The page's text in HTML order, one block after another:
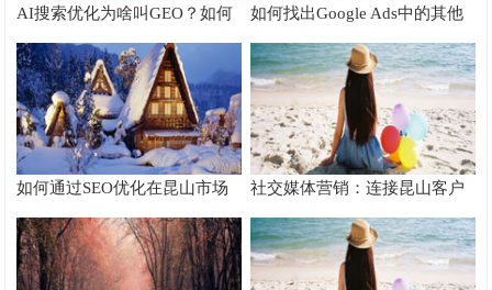
AI搜索优化为啥叫GEO？如何
在AI搜索中获得排名？
如何找出Google Ads中的其他
搜索字词
如何通过SEO优化在昆山市场
脱颖而出
社交媒体营销：连接昆山客户
的桥梁